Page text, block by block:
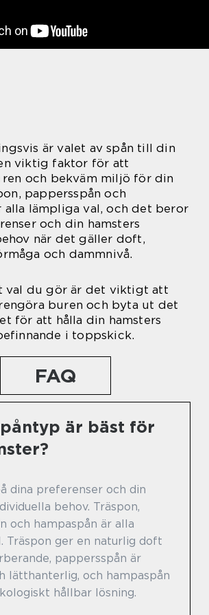
är valet av spån till din
viktig faktor för att
ren och bekväm miljö för din
pappersspån och
alla lämpliga val, och det beror
och din hamsters
när det gäller doft,
och dammnivå.
val du gör är det viktigt att
buren och byta ut det
för att hålla din hamsters
i toppskick.
FAQ
är bäst för
dina preferenser och din
behov. Träspon,
och hampaspån är alla
Träspon ger en naturlig doft
pappersspån är
lätthanterlig, och hampaspån
hållbar lösning.